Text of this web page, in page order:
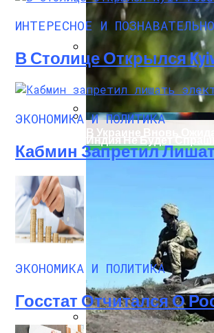
Военные Рельсы
Индия Не Будет
В Украине Вновь
ИНТЕРЕСНОЕ И
В Столице Открылся
ЭКОНОМИКА И ПОЛИТИКА
Кабмин Запретил
ЭКОНОМИКА И ПОЛИТИКА
Госстат Отчитался О